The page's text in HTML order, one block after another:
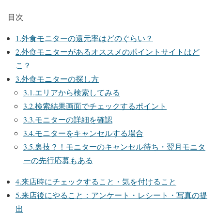
目次
1.外食モニターの還元率はどのぐらい？
2.外食モニターがあるオススメのポイントサイトはど
こ？
3.外食モニターの探し方
3.1.エリアから検索してみる
3.2.検索結果画面でチェックするポイント
3.3.モニターの詳細を確認
3.4.モニターをキャンセルする場合
3.5.裏技？！モニターのキャンセル待ち・翌月モニタ
ーの先行応募もある
4.来店時にチェックすること・気を付けること
5.来店後にやること：アンケート・レシート・写真の提
出